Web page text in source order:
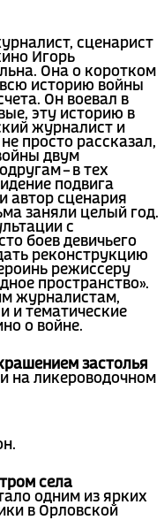
сценарист
Игорь
Она о коротком
историю войны
Он воевал в
эту историю в
журналист и
просто рассказал,
двум
– в тех
подвига
автор сценария
заняли целый год.
с
боев девичьего
реконструкцию
режиссеру
пространство».
журналистам,
и тематические
о войне.
застолья
на ликероводочном
села
одним из ярких
в Орловской